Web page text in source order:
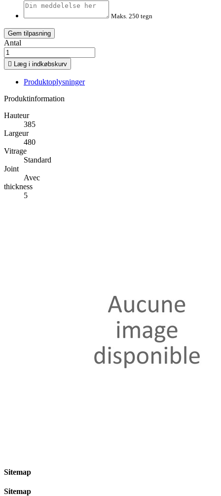
Maks. 250 tegn
Gem tilpasning
Antal
 Læg i indkøbskurv
Produktoplysninger
Produktinformation
Hauteur
385
Largeur
480
Vitrage
Standard
Joint
Avec
thickness
5
Sitemap
Sitemap